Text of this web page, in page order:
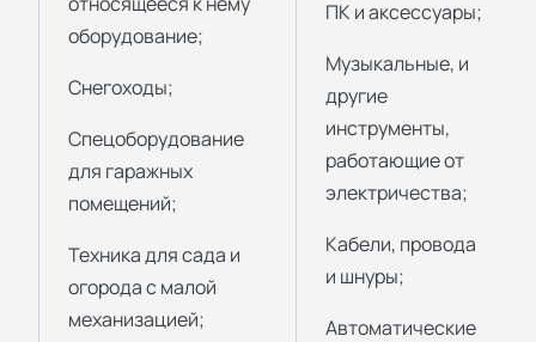
оборудование;
Снегоходы;
Спецоборудование
для гаражных
помещений;
Техника для сада и
огорода с малой
механизацией;
ПК и аксессуары;
Музыкальные, и
другие
инструменты,
работающие от
электричества;
Кабели, провода
и шнуры;
Автоматические